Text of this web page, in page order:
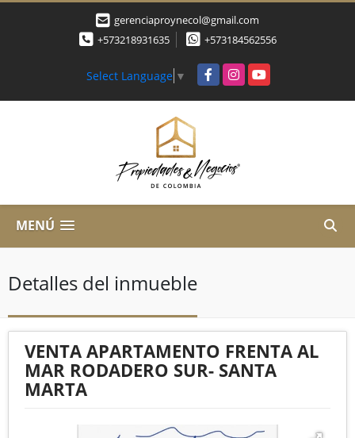
gerenciaproynecol@gmail.com
+573218931635
+573184562556
Select Language ▼ FacebookInstagramYouTube
MENÚ
Detalles del inmueble
VENTA APARTAMENTO FRENTA AL
MAR RODADERO SUR- SANTA
MARTA